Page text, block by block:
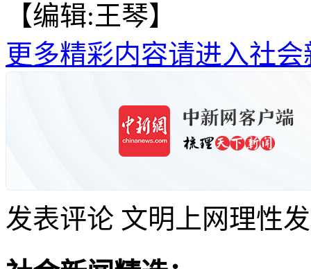
【编辑:王琴】
更多精彩内容请进入社会
发表评论 文明上网理性